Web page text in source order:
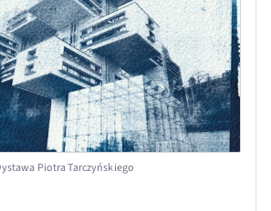
Piotra Tarczyńskiego